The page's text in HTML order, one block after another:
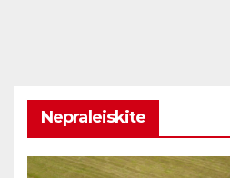
Nepraleiskite